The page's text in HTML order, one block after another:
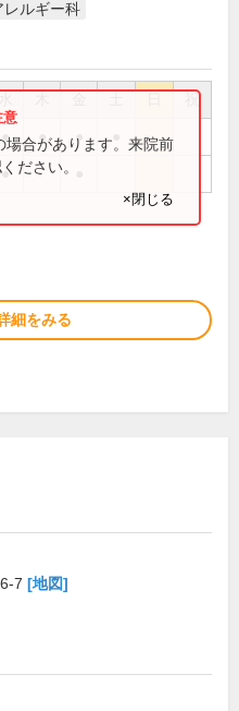
レルギー科
祝
● ● ●
●
場合があります。来院前
ださい。
×閉じる
細をみる
7 [地図]